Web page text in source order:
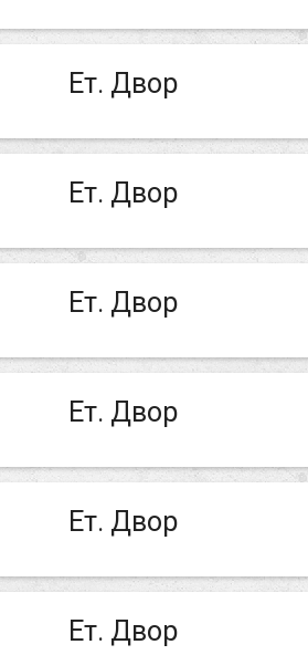
Ет. Двор
Ет. Двор
Ет. Двор
Ет. Двор
Ет. Двор
Ет. Двор